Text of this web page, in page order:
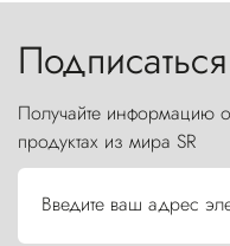
Получайте информацию
продуктах из мира SR
Введите ваш адрес